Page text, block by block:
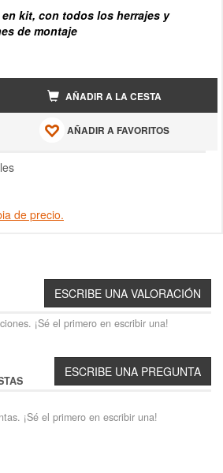
kit, con todos los herrajes y
de montaje
AÑADIR A LA CESTA
AÑADIR A FAVORITOS
de precio.
¡Sé el primero en escribir una!
¡Sé el primero en escribir una!